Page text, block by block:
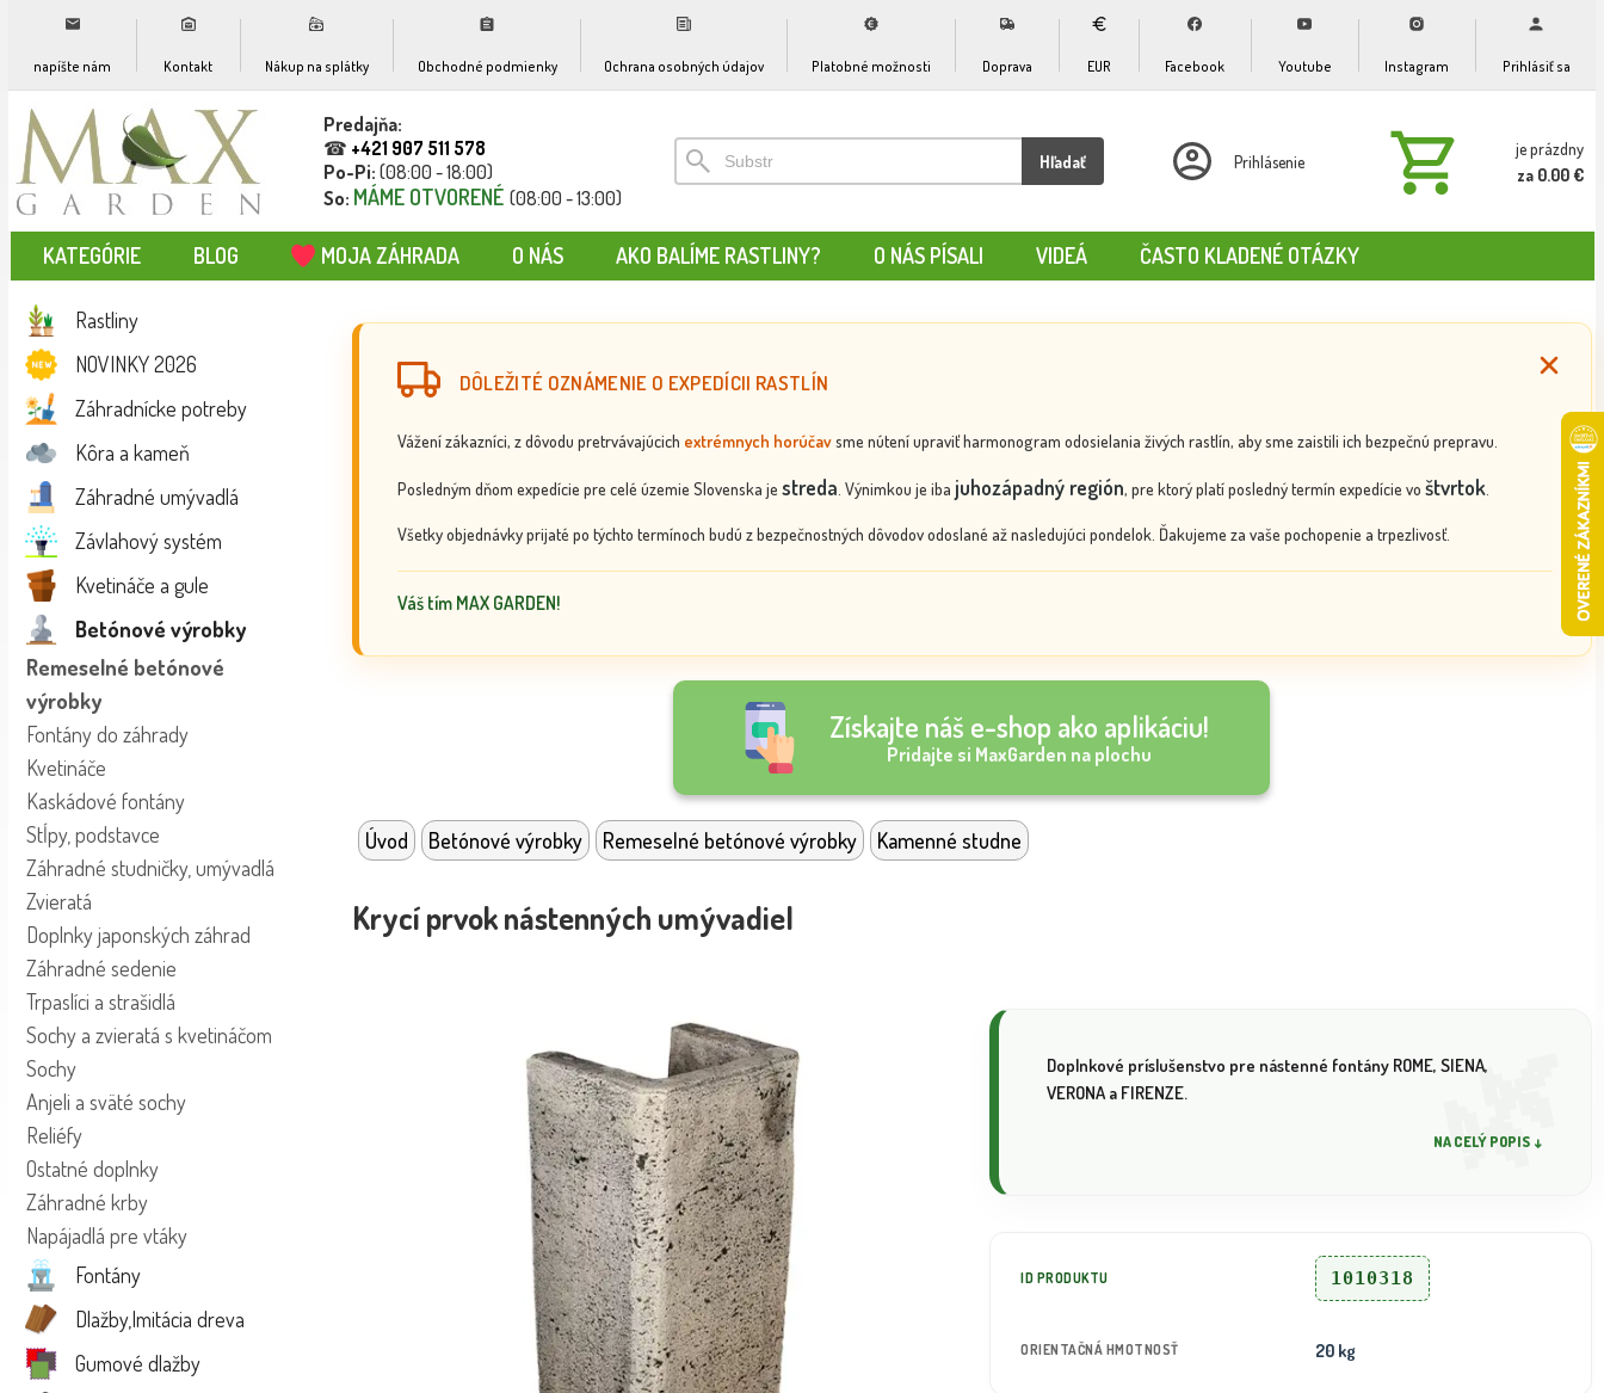
napíšte nám Kontakt Nákup na splátky Obchodné podmienky Ochrana osobných údajov Platobné možnosti Doprava EUR Facebook Youtube Instagram Prihlásiť sa
Predajňa:
☎ +421 907 511 578
Po-Pi: (08:00 - 18:00)
So: MÁME OTVORENÉ (08:00 - 13:00)
Hľadať Prihlásenie
je prázdny
za 0.00 €
KATEGÓRIE BLOG MOJA ZÁHRADA O NÁS AKO BALÍME RASTLINY? O NÁS PÍSALI VIDEÁ ČASTO KLADENÉ OTÁZKY
Rastliny
NOVINKY 2026
Záhradnícke potreby
Kôra a kameň
Záhradné umývadlá
Závlahový systém
Kvetináče a gule
Betónové výrobky
Remeselné betónové
výrobky
Fontány do záhrady
Kvetináče
Kaskádové fontány
Stĺpy, podstavce
Záhradné studničky, umývadlá
Zvieratá
Doplnky japonských záhrad
Záhradné sedenie
Trpaslíci a strašidlá
Sochy a zvieratá s kvetináčom
Sochy
Anjeli a sväté sochy
Reliéfy
Ostatné doplnky
Záhradné krby
Napájadlá pre vtáky
Fontány
Dlažby,Imitácia dreva
Gumové dlažby
DÔLEŽITÉ OZNÁMENIE O EXPEDÍCII RASTLÍN
Vážení zákazníci, z dôvodu pretrvávajúcich extrémnych horúčavsme nútení upraviť harmonogram odosielania živých rastlín, aby sme zaistili ich bezpečnú prepravu.
Posledným dňom expedície pre celé územie Slovenska je streda . Výnimkou je iba juhozápadný región, pre ktorý platí posledný termín expedície vo štvrtok.
Všetky objednávky prijaté po týchto termínoch budú z bezpečnostných dôvodov odoslané až nasledujúci pondelok. Ďakujeme za vaše pochopenie a trpezlivosť.
Váš tím MAX GARDEN!
Získajte náš e-shop ako aplikáciu!
Pridajte si MaxGarden na plochu
Úvod Betónové výrobky Remeselné betónové výrobky Kamenné studne
Krycí prvok nástenných umývadiel
Doplnkové príslušenstvo pre nástenné fontány ROME, SIENA,
VERONA a FIRENZE.
NA CELÝ POPIS ↓
ID PRODUKTU 1010318
ORIENTAČNÁ HMOTNOSŤ 20 kg